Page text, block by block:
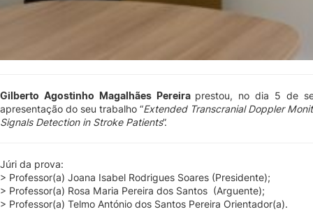
Gilberto Agostinho Magalhães Pereira prestou, no dia 5 de
apresentação do seu trabalho “Extended Transcranial Doppler
Signals Detection in Stroke Patients”.
Júri da prova:
> Professor(a) Joana Isabel Rodrigues Soares (Presidente);
> Professor(a) Rosa Maria Pereira dos Santos (Arguente);
> Professor(a) Telmo António dos Santos Pereira Orientador(a).